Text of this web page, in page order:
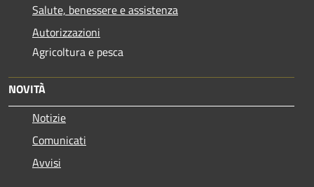
Salute, benessere e assistenza
Autorizzazioni
Agricoltura e pesca
NOVITÀ
Notizie
Comunicati
Avvisi